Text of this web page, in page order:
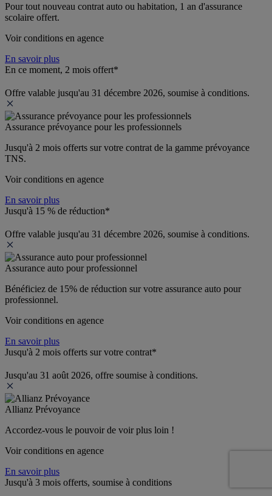
Pour tout nouveau contrat auto ou habitation, 1 an d'assurance
scolaire offert.
Voir conditions en agence
En savoir plus
En ce moment, 2 mois offert*
Offre valable jusqu'au 31 décembre 2026, soumise à conditions.
Assurance prévoyance pour les professionnels
Jusqu'à 2 mois offerts sur votre contrat de la gamme prévoyance
TNS.
Voir conditions en agence
En savoir plus
Jusqu'à 15 % de réduction*
Offre valable jusqu'au 31 décembre 2026, soumise à conditions.
Assurance auto pour professionnel
Bénéficiez de 15% de réduction sur votre assurance auto pour
professionnel.
Voir conditions en agence
En savoir plus
Jusqu'à 2 mois offerts sur votre contrat*
Jusqu'au 31 août 2026, offre soumise à conditions.
Allianz Prévoyance
Accordez-vous le pouvoir de voir plus loin !
Voir conditions en agence
En savoir plus
Jusqu'à 3 mois offerts, soumise à conditions